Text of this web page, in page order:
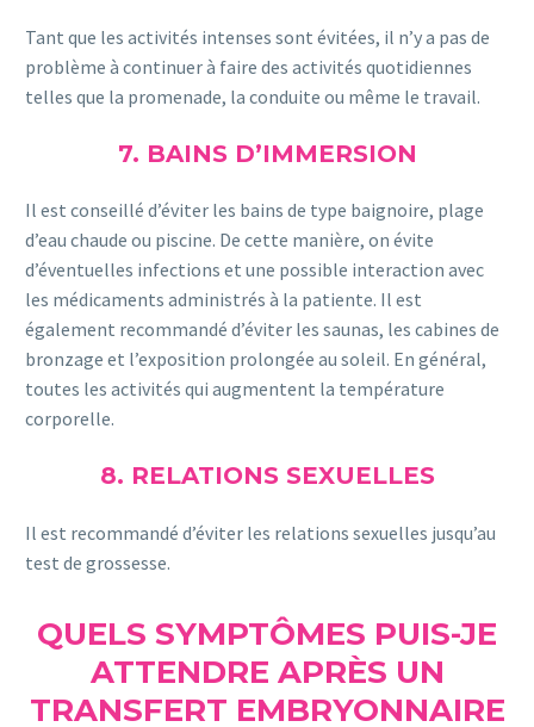
Tant que les activités intenses sont évitées, il n’y a pas de
problème à continuer à faire des activités quotidiennes
telles que la promenade, la conduite ou même le travail.
7. BAINS D’IMMERSION
Il est conseillé d’éviter les bains de type baignoire, plage
d’eau chaude ou piscine. De cette manière, on évite
d’éventuelles infections et une possible interaction avec
les médicaments administrés à la patiente. Il est
également recommandé d’éviter les saunas, les cabines de
bronzage et l’exposition prolongée au soleil. En général,
toutes les activités qui augmentent la température
corporelle.
8. RELATIONS SEXUELLES
Il est recommandé d’éviter les relations sexuelles jusqu’au
test de grossesse.
QUELS SYMPTÔMES PUIS-JE
ATTENDRE APRÈS UN
TRANSFERT EMBRYONNAIRE